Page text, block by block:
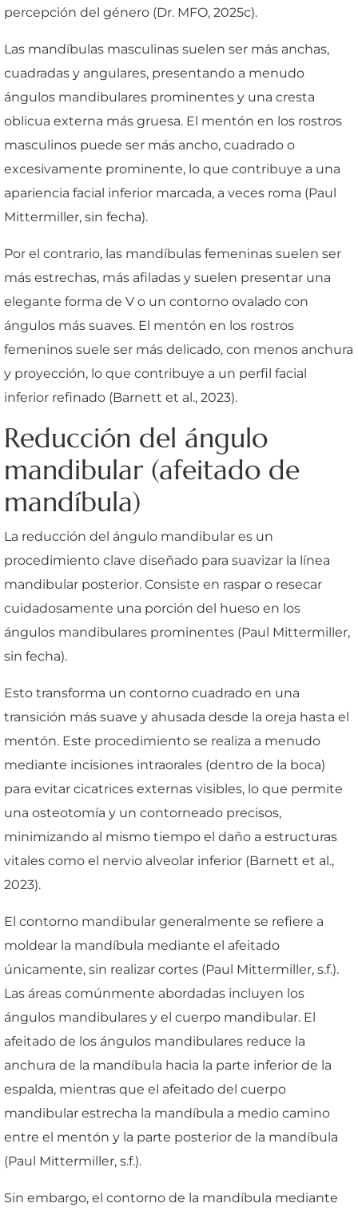
percepción del género (Dr. MFO, 2025c).
Las mandíbulas masculinas suelen ser más anchas,
cuadradas y angulares, presentando a menudo
ángulos mandibulares prominentes y una cresta
oblicua externa más gruesa. El mentón en los rostros
masculinos puede ser más ancho, cuadrado o
excesivamente prominente, lo que contribuye a una
apariencia facial inferior marcada, a veces roma (Paul
Mittermiller, sin fecha).
Por el contrario, las mandíbulas femeninas suelen ser
más estrechas, más afiladas y suelen presentar una
elegante forma de V o un contorno ovalado con
ángulos más suaves. El mentón en los rostros
femeninos suele ser más delicado, con menos anchura
y proyección, lo que contribuye a un perfil facial
inferior refinado (Barnett et al., 2023).
Reducción del ángulo
mandibular (afeitado de
mandíbula)
La reducción del ángulo mandibular es un
procedimiento clave diseñado para suavizar la línea
mandibular posterior. Consiste en raspar o resecar
cuidadosamente una porción del hueso en los
ángulos mandibulares prominentes (Paul Mittermiller,
sin fecha).
Esto transforma un contorno cuadrado en una
transición más suave y ahusada desde la oreja hasta el
mentón. Este procedimiento se realiza a menudo
mediante incisiones intraorales (dentro de la boca)
para evitar cicatrices externas visibles, lo que permite
una osteotomía y un contorneado precisos,
minimizando al mismo tiempo el daño a estructuras
vitales como el nervio alveolar inferior (Barnett et al.,
2023).
El contorno mandibular generalmente se refiere a
moldear la mandíbula mediante el afeitado
únicamente, sin realizar cortes (Paul Mittermiller, s.f.).
Las áreas comúnmente abordadas incluyen los
ángulos mandibulares y el cuerpo mandibular. El
afeitado de los ángulos mandibulares reduce la
anchura de la mandíbula hacia la parte inferior de la
espalda, mientras que el afeitado del cuerpo
mandibular estrecha la mandíbula a medio camino
entre el mentón y la parte posterior de la mandíbula
(Paul Mittermiller, s.f.).
Sin embargo, el contorno de la mandíbula mediante